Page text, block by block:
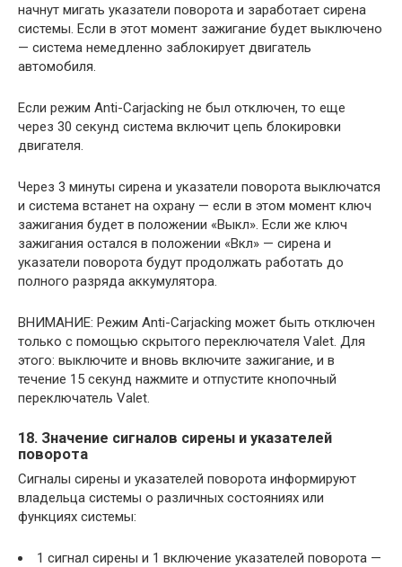
начнут мигать указатели поворота и заработает сирена
системы. Если в этот момент зажигание будет выключено
— система немедленно заблокирует двигатель
автомобиля.
Если режим Anti-Carjacking не был отключен, то еще
через 30 секунд система включит цепь блокировки
двигателя.
Через 3 минуты сирена и указатели поворота выключатся
и система встанет на охрану — если в этом момент ключ
зажигания будет в положении «Выкл». Если же ключ
зажигания остался в положении «Вкл» — сирена и
указатели поворота будут продолжать работать до
полного разряда аккумулятора.
ВНИМАНИЕ: Режим Anti-Carjacking может быть отключен
только с помощью скрытого переключателя Valet. Для
этого: выключите и вновь включите зажигание, и в
течение 15 секунд нажмите и отпустите кнопочный
переключатель Valet.
18. Значение сигналов сирены и указателей
поворота
Сигналы сирены и указателей поворота информируют
владельца системы о различных состояниях или
функциях системы:
1 сигнал сирены и 1 включение указателей поворота —